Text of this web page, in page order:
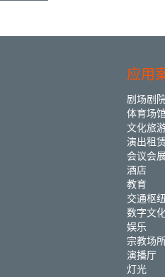
应用
剧场剧
体育场
文化旅
演出租
会议会
酒店
教育
交通枢纽
数字文
娱乐
宗教场
演播厅
灯光